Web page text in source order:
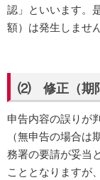
認」といいます。
額）は発生しません
⑵ 修正（期
申告内容の誤りが
（無申告の場合
務署の要請が妥当
こととなりますが